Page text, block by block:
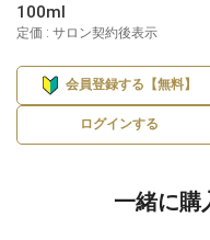
100ml
定価 : サロン契約後表示
会員登録する【無料】
ログインする
一緒に購